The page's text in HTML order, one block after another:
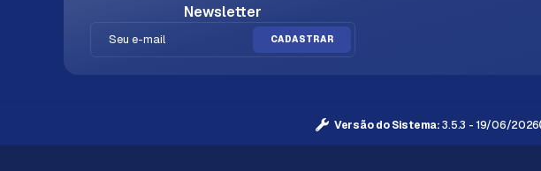
Newsletter
CADASTRAR
Versão do Sistema:3.5.3 - 19/06/2026